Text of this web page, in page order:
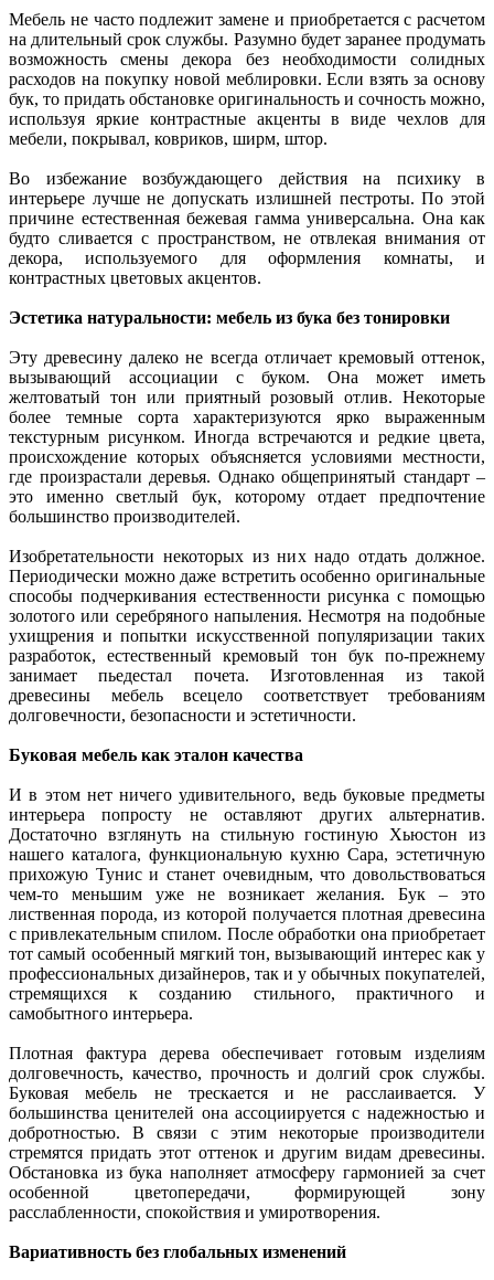
Мебель не часто подлежит замене и приобретается с расчетом
на длительный срок службы. Разумно будет заранее продумать
возможность смены декора без необходимости солидных
расходов на покупку новой меблировки. Если взять за основу
бук, то придать обстановке оригинальность и сочность можно,
используя яркие контрастные акценты в виде чехлов для
мебели, покрывал, ковриков, ширм, штор.
Во избежание возбуждающего действия на психику в
интерьере лучше не допускать излишней пестроты. По этой
причине естественная бежевая гамма универсальна. Она как
будто сливается с пространством, не отвлекая внимания от
декора, используемого для оформления комнаты, и
контрастных цветовых акцентов.
Эстетика натуральности: мебель из бука без тонировки
Эту древесину далеко не всегда отличает кремовый оттенок,
вызывающий ассоциации с буком. Она может иметь
желтоватый тон или приятный розовый отлив. Некоторые
более темные сорта характеризуются ярко выраженным
текстурным рисунком. Иногда встречаются и редкие цвета,
происхождение которых объясняется условиями местности,
где произрастали деревья. Однако общепринятый стандарт –
это именно светлый бук, которому отдает предпочтение
большинство производителей.
Изобретательности некоторых из них надо отдать должное.
Периодически можно даже встретить особенно оригинальные
способы подчеркивания естественности рисунка с помощью
золотого или серебряного напыления. Несмотря на подобные
ухищрения и попытки искусственной популяризации таких
разработок, естественный кремовый тон бук по-прежнему
занимает пьедестал почета. Изготовленная из такой
древесины мебель всецело соответствует требованиям
долговечности, безопасности и эстетичности.
Буковая мебель как эталон качества
И в этом нет ничего удивительного, ведь буковые предметы
интерьера попросту не оставляют других альтернатив.
Достаточно взглянуть на стильную гостиную Хьюстон из
нашего каталога, функциональную кухню Сара, эстетичную
прихожую Тунис и станет очевидным, что довольствоваться
чем-то меньшим уже не возникает желания. Бук – это
лиственная порода, из которой получается плотная древесина
с привлекательным спилом. После обработки она приобретает
тот самый особенный мягкий тон, вызывающий интерес как у
профессиональных дизайнеров, так и у обычных покупателей,
стремящихся к созданию стильного, практичного и
самобытного интерьера.
Плотная фактура дерева обеспечивает готовым изделиям
долговечность, качество, прочность и долгий срок службы.
Буковая мебель не трескается и не расслаивается. У
большинства ценителей она ассоциируется с надежностью и
добротностью. В связи с этим некоторые производители
стремятся придать этот оттенок и другим видам древесины.
Обстановка из бука наполняет атмосферу гармонией за счет
особенной цветопередачи, формирующей зону
расслабленности, спокойствия и умиротворения.
Вариативность без глобальных изменений